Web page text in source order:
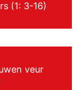
(1: 3-16)
veur